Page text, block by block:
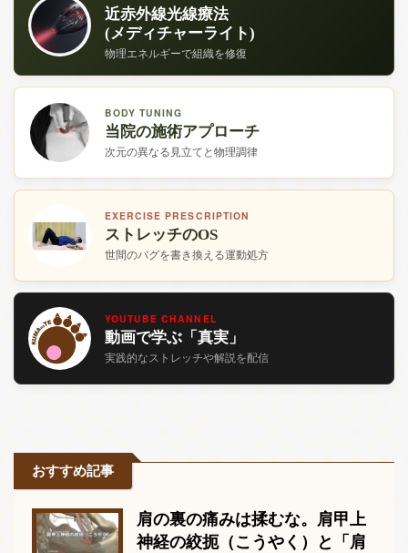
近赤外線光線療法
(メディチャーライト)
物理エネルギーで組織を修復
BODY TUNING
当院の施術アプローチ
次元の異なる見立てと物理調律
EXERCISE PRESCRIPTION
ストレッチのOS
世間のバグを書き換える運動処方
YOUTUBE CHANNEL
動画で学ぶ「真実」
実践的なストレッチや解説を配信
おすすめ記事
肩の裏の痛みは揉むな。肩甲上
神経の絞扼（こうやく）と「肩